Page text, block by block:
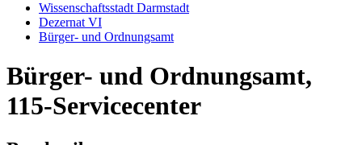
Wissenschaftsstadt Darmstadt
Dezernat VI
Bürger- und Ordnungsamt
Bürger- und Ordnungsamt,
115-Servicecenter